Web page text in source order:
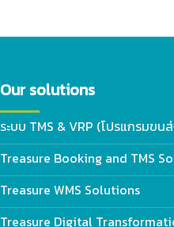
Our solutions
ระบบ TMS & VRP (โปรแกรมขน
Treasure Booking and TMS
Treasure WMS Solutions
Treasure Digital